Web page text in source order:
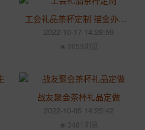
工会礼品茶杯定制 描金办公会议茶杯水杯带盖加字
2022-10-17 14:28:59
2053浏览
战友聚会茶杯礼品定做
2022-10-05 14:25:42
3481浏览